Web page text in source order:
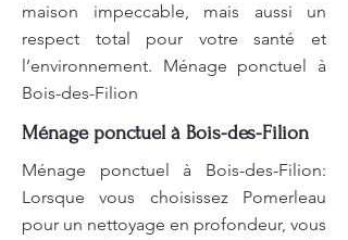
maison impeccable, mais aussi un
respect total pour votre santé et
l’environnement. Ménage ponctuel à
Bois-des-Filion
Ménage ponctuel à Bois-des-Filion
Ménage ponctuel à Bois-des-Filion:
Lorsque vous choisissez Pomerleau
pour un nettoyage en profondeur, vous